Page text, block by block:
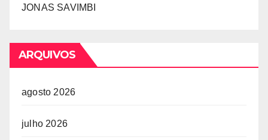
JONAS SAVIMBI
ARQUIVOS
agosto 2026
julho 2026